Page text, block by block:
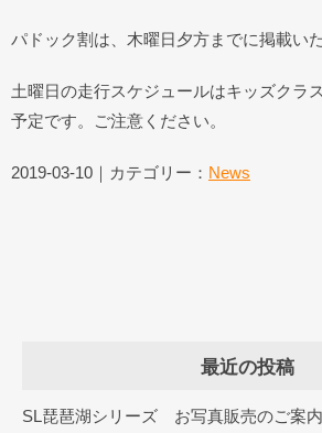
パドック割は、木曜日夕方までに掲載いた
土曜日の走行スケジュールはキッズクラ
予定です。ご注意ください。
2019-03-10｜カテゴリー： News
最近の投稿
SL琵琶湖シリーズ お写真販売のご案内